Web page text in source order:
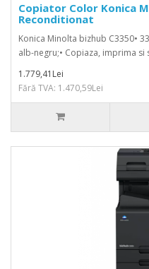
Copiator Color Konica
Reconditionat
Konica Minolta bizhub C3350•
alb-negru;• Copiaza, imprima si
1.779,41Lei
Fără TVA: 1.470,59Lei